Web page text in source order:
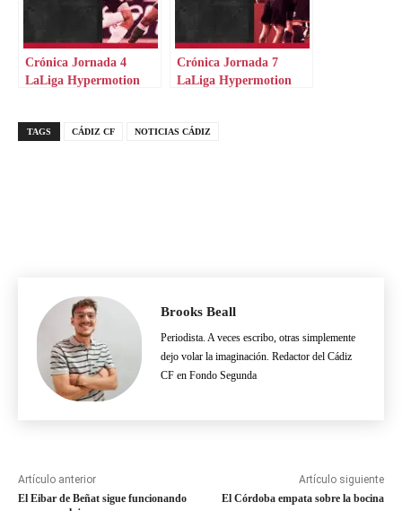
Crónica Jornada 4
LaLiga Hypermotion
Crónica Jornada 7
LaLiga Hypermotion
TAGS CÁDIZ CF NOTICIAS CÁDIZ
Brooks Beall
Periodista. A veces escribo, otras simplemente
dejo volar la imaginación. Redactor del Cádiz
CF en Fondo Segunda
Artículo anterior
El Eibar de Beñat sigue funcionando
Artículo siguiente
El Córdoba empata sobre la bocina